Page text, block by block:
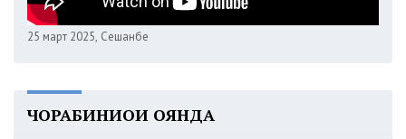
25 март 2025, Сешанбе
ЧОРАБИНИҲОИ ОЯНДА